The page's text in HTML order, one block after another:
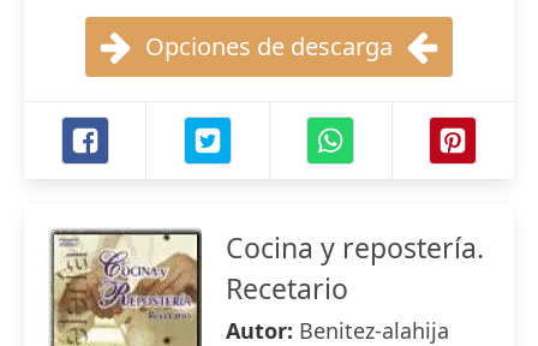
Opciones de descarga
Cocina y repostería.
Recetario
Autor: Benitez-alahija